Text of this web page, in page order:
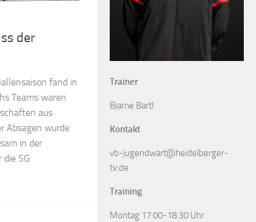
der
fand in
Teams waren
aus
Absagen wurde
in der
die SG
Trainer
Bjarne Bartl
Kontakt
vb-jugendwart@heidelberger-
tv.de
Training
Montag 17:00-18:30 Uhr